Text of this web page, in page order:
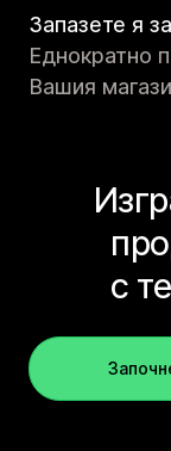
Запазете я
Еднократно
Вашия
с